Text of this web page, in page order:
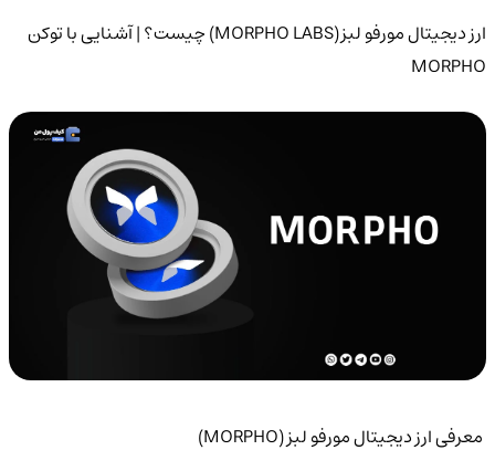
ارز دیجیتال مورفو لبز(MORPHO LABS) چیست؟ | آشنایی با توکن
MORPHO
معرفی ارز دیجیتال مورفو لبز (MORPHO)